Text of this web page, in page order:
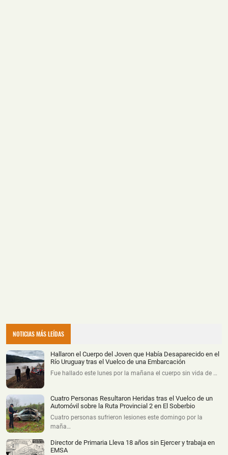
NOTICIAS MÁS LEÍDAS
Hallaron el Cuerpo del Joven que Había Desaparecido en el
Río Uruguay tras el Vuelco de una Embarcación
Fue hallado este lunes por la mañana el cuerpo sin vida de …
Cuatro Personas Resultaron Heridas tras el Vuelco de un
Automóvil sobre la Ruta Provincial 2 en El Soberbio
Cuatro personas sufrieron lesiones este domingo por la
maña…
Director de Primaria Lleva 18 años sin Ejercer y trabaja en
EMSA